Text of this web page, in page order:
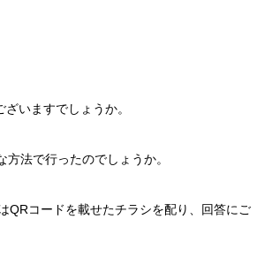
いますでしょうか。
法で行ったのでしょうか。
コードを載せたチラシを配り、回答にご